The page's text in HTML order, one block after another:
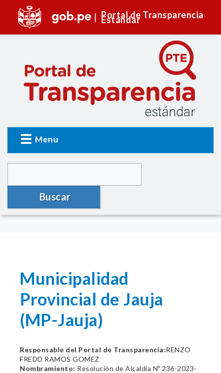
Portal de Transparencia
Estándar
Menu
Buscar
Municipalidad
Provincial de Jauja
(MP-Jauja)
Responsable del Portal de Transparencia:RENZO
FREDD RAMOS GOMEZ
Nombramiento: Resolución de Alcaldía Nº 236-2023-